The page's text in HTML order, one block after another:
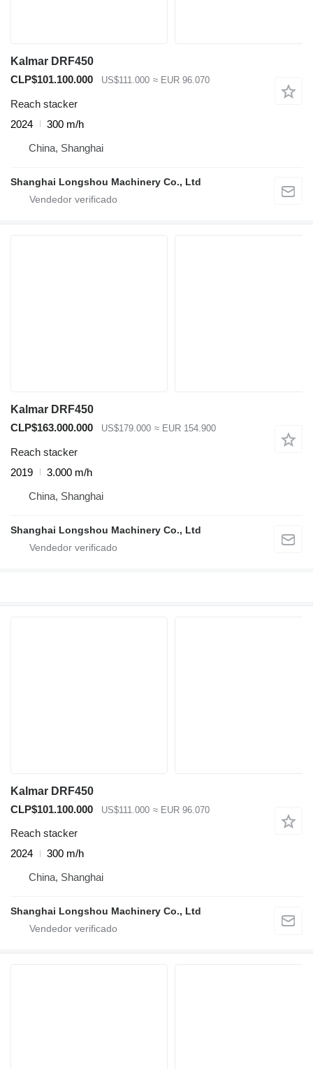
Kalmar DRF450
CLP$101.100.000
US$111.000 ≈ EUR 96.070
Reach stacker
2024
300 m/h
China, Shanghai
Shanghai Longshou Machinery Co., Ltd
Kalmar DRF450
CLP$163.000.000
US$179.000 ≈ EUR 154.900
Reach stacker
2019
3.000 m/h
China, Shanghai
Shanghai Longshou Machinery Co., Ltd
Kalmar DRF450
CLP$101.100.000
US$111.000 ≈ EUR 96.070
Reach stacker
2024
300 m/h
China, Shanghai
Shanghai Longshou Machinery Co., Ltd